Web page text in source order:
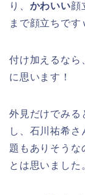
り、 かわいい顔
まで顔立ちです
付け加えるなら
に思います！
外見だけでみる
し、石川祐希
題もありそうな
とは思いました